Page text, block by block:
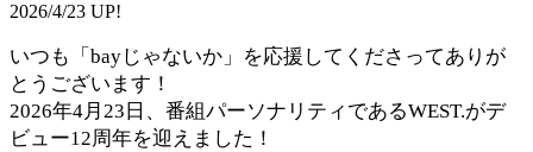
2026/4/23 UP!
いつも「bayじゃないか」を応援してくださってありが
とうございます！
2026年4月23日、番組パーソナリティであるWEST.がデ
ビュー12周年を迎えました！